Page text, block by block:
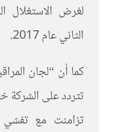
الثاني عام 2017.
كما أن “لجان
تتردد على الشركة
تزامنت مع تفشي